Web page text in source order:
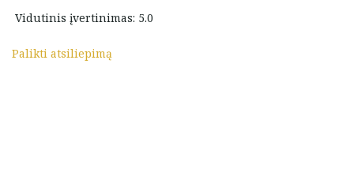
Vidutinis įvertinimas: 5.0
Palikti atsiliepimą
sauni
atsakinti pardavėja.